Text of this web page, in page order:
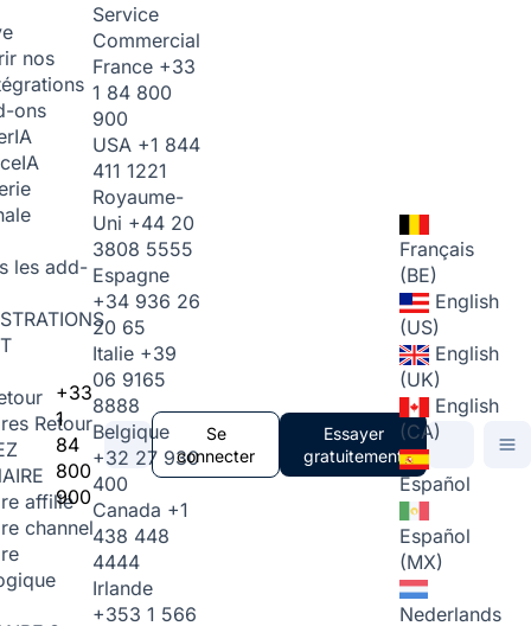
nos
ons
IA
IA
les add-
Retour
affilié
channel
+33
1
84
800
900
Service
Commercial
France +33
1 84 800
900
USA +1 844
411 1221
Royaume-
Uni +44 20
3808 5555
Espagne
+34 936 26
20 65
Italie +39
06 9165
8888
Belgique
+32 27 930
400
Canada +1
438 448
4444
Irlande
+353 1 566
Se
connecter
Essayer
gratuitement
Français
(BE)
English
(US)
English
(UK)
English
(CA)
Español
Español
(MX)
Nederlands